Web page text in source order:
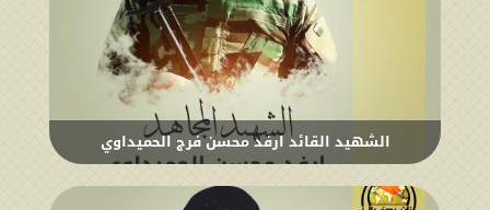
الشهيد القائد ارفد محسن فرج الحميداوي